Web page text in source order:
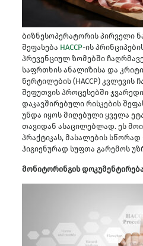
ბიზნესოპერატორის პირველი
შეფასება HACCP-ის
პრევენციულ ზომებში
საფრთხის ანალიზისა და
წერტილების (HACCP) კვლევის
შეფუთვის პროცესებში
დაკავშირებული რისკების
უნდა იყოს მიღებული ყველა
თავიდან ასაცილებლად. ეს
პრაქტიკას, მასალების სწორად
ჰიგიენურად სუფთა გარემოს
მონიტორინგის